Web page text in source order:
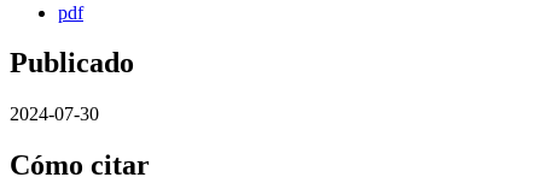
pdf
Publicado
2024-07-30
Cómo citar